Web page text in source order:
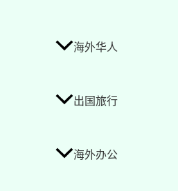
海外华人
出国旅行
海外办公